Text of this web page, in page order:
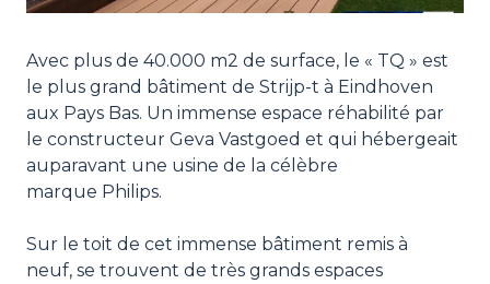
Avec plus de 40.000 m2 de surface, le « TQ » est
le plus grand bâtiment de Strijp-t à Eindhoven
aux Pays Bas. Un immense espace réhabilité par
le constructeur Geva Vastgoed et qui hébergeait
auparavant une usine de la célèbre
marque Philips.
Sur le toit de cet immense bâtiment remis à
neuf, se trouvent de très grands espaces